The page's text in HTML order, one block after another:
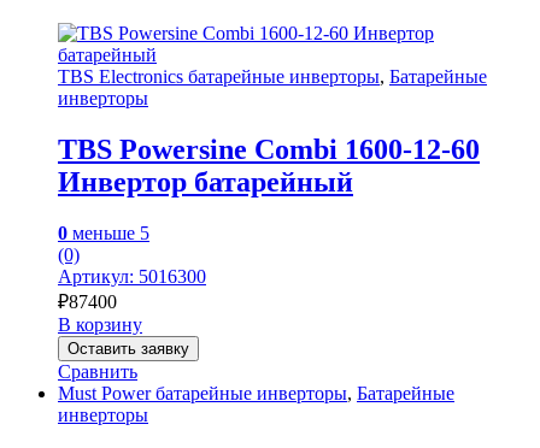
TBS Electronics батарейные инверторы, Батарейные
инверторы
TBS Powersine Combi 1600-12-60
Инвертор батарейный
0 меньше 5
(0)
Артикул: 5016300
₽87400
В корзину
Оставить заявку
Сравнить
Must Power батарейные инверторы, Батарейные
инверторы